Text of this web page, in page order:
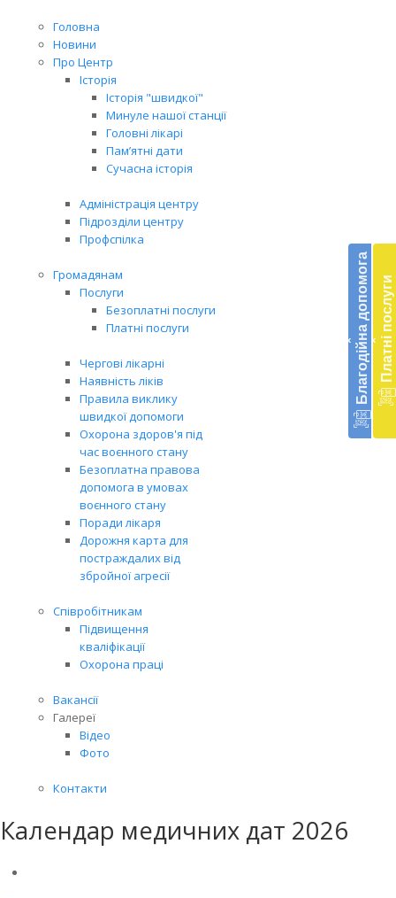
Головна
Новини
Про Центр
Історія
Історія "швидкої"
Минуле нашої станції
Головні лікарі
Пам’ятні дати
Сучасна історія
Адміністрація центру
Підрозділи центру
Профспілка
Громадянам
Послуги
Безоплатні послуги
Платні послуги
Чергові лікарні
Наявність ліків
Правила виклику
швидкої допомоги
Охорона здоров'я під
час воєнного стану
Безоплатна правова
допомога в умовах
воєнного стану
Поради лікаря
Дорожня карта для
постраждалих від
збройної агресії
Співробітникам
Підвищення
кваліфікації
Охорона праці
Вакансії
Галереї
Відео
Фото
Контакти
‹ Благодійна допомога ‹ Платні послуги
Календар медичних дат 2026